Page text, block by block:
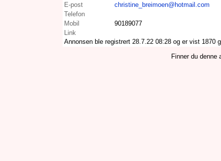
E-post
christine_breimoen@hotmail.com
Telefon
Mobil
90189077
Link
Annonsen ble registrert 28.7.22 08:28 og er vist 1870
Finner du denne